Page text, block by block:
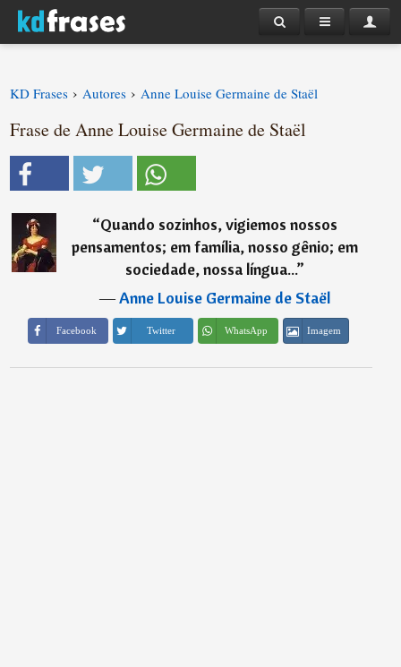
KD Frases › Autores › Anne Louise Germaine de Staël
Frase de Anne Louise Germaine de Staël
“Quando sozinhos, vigiemos nossos
pensamentos; em família, nosso gênio; em
sociedade, nossa língua...”
―Anne Louise Germaine de Staël
Facebook Twitter WhatsApp Imagem